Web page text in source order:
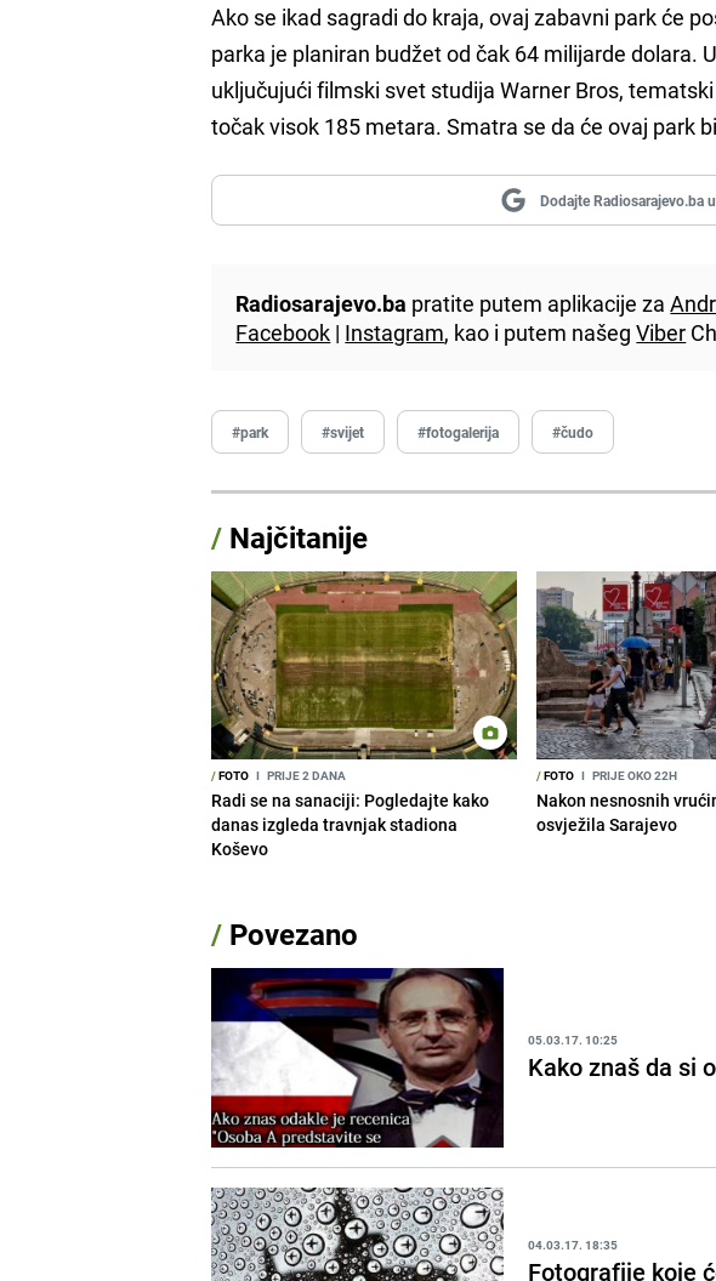
Ako se ikad sagradi do kraja, ovaj zabavni park će
parka je planiran budžet od čak 64 milijarde dolara.
uključujući filmski svet studija Warner Bros,
točak visok 185 metara. Smatra se da će ovaj park
Dodajte Radiosarajevo.ba
Radiosarajevo.ba pratite putem aplikacije za
Facebook | Instagram, kao i putem našegViber
#park #svijet #fotogalerija #čudo
/ Najčitanije
/FOTO I PRIJE 2 DANA
Radi se na sanaciji: Pogledajte kako
danas izgleda travnjak stadiona
Koševo
/FOTO I PRIJE OKO 22H
Nakon nesnosnih
osvježila Sarajevo
/ Povezano
05.03.17. 10:25
Kako znaš da si
04.03.17. 18:35
Fotografije koje